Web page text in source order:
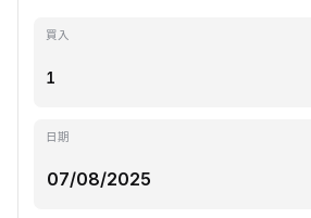
買入
日期